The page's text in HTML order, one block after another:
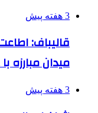
3 هفته پیش
قالیباف:
میدان
3 هفته پیش